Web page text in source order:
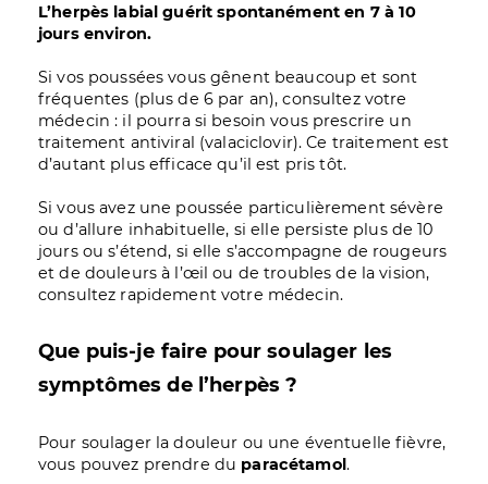
L’herpès labial guérit spontanément en 7 à 10
jours environ.
Si vos poussées vous gênent beaucoup et sont
fréquentes (plus de 6 par an), consultez votre
médecin : il pourra si besoin vous prescrire un
traitement antiviral (valaciclovir). Ce traitement est
d’autant plus efficace qu’il est pris tôt.
Si vous avez une poussée particulièrement sévère
ou d’allure inhabituelle, si elle persiste plus de 10
jours ou s’étend, si elle s’accompagne de rougeurs
et de douleurs à l’œil ou de troubles de la vision,
consultez rapidement votre médecin.
Que puis-je faire pour soulager les
symptômes de l’herpès ?
Pour soulager la douleur ou une éventuelle fièvre,
vous pouvez prendre du paracétamol.